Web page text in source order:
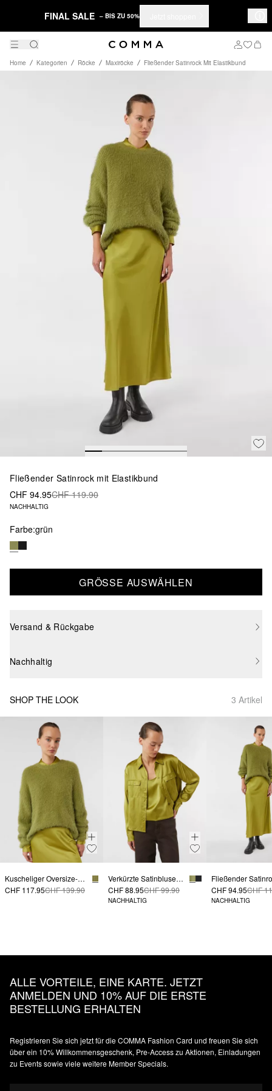
FINAL SALE – BIS ZU 50%
Home Kategorien Röcke Maxiröcke Fließender Satinrock Mit Elastikbund
Fließender Satinrock mit Elastikbund
CHF 94.95CHF 119.90
NACHHALTIG
Farbe:grün
GRÖSSE AUSWÄHLEN
Versand & Rückgabe
Nachhaltig
SHOP THE LOOK 3 Artikel
Kuscheliger Oversize-Strickpullover
CHF 117.95CHF 139.90
Verkürzte Satinbluse mit aufgesetzten Brusttaschen
CHF 88.95CHF 99.90
NACHHALTIG
CHF 94.95CHF
NACHHALTIG
ALLE VORTEILE, EINE KARTE. JETZT
ANMELDEN UND 10% AUF DIE ERSTE
BESTELLUNG ERHALTEN
Registrieren Sie sich jetzt für die COMMA Fashion Card und freuen Sie sich
über ein 10% Willkommensgeschenk, Pre-Access zu Aktionen, Einladungen
zu Events sowie viele weitere Member Specials.